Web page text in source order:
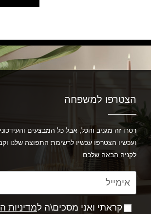
הצטרפו למשפחה
רטרו זה מגניב והכל, אבל כל המבצעים
ועכשיו הצטרפו עכשיו לרשימת התפוצה שלנו
לקניה הבאה שלכם
קראתי ואני מסכים\ה למדיניות